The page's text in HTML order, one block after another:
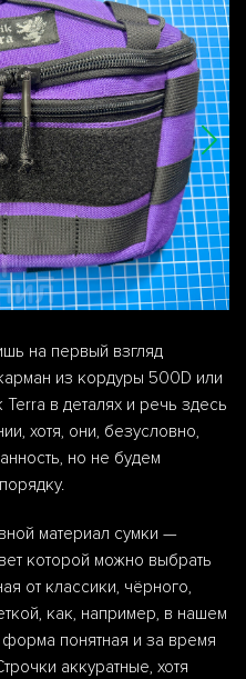
на первый взгляд
из кордуры 500D или
в деталях и речь здесь
хотя, они, безусловно,
но не будем
материал сумки —
которой можно выбрать
от классики, чёрного,
как, например, в нашем
понятная и за время
аккуратные, хотя